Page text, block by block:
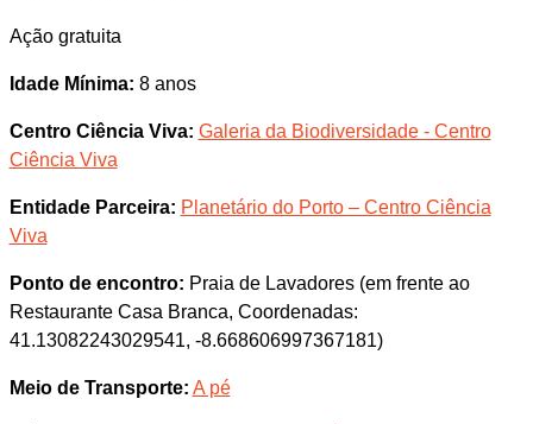
Ação gratuita
Idade Mínima: 8 anos
Centro Ciência Viva: Galeria da Biodiversidade - Centro
Ciência Viva
Entidade Parceira: Planetário do Porto – Centro Ciência
Viva
Ponto de encontro: Praia de Lavadores (em frente ao
Restaurante Casa Branca, Coordenadas:
41.13082243029541, -8.668606997367181)
Meio de Transporte: A pé